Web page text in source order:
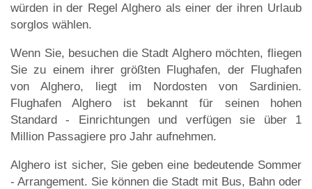
würden in der Regel Alghero als einer der ihren Urlaub
sorglos wählen.
Wenn Sie, besuchen die Stadt Alghero möchten, fliegen
Sie zu einem ihrer größten Flughafen, der Flughafen
von Alghero, liegt im Nordosten von Sardinien.
Flughafen Alghero ist bekannt für seinen hohen
Standard - Einrichtungen und verfügen sie über 1
Million Passagiere pro Jahr aufnehmen.
Alghero ist sicher, Sie geben eine bedeutende Sommer
- Arrangement. Sie können die Stadt mit Bus, Bahn oder